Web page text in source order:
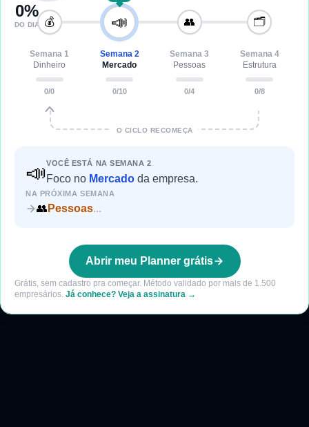
0%
DO DIA
O CICLO RECOMEÇA
💰
Semana1
Dinheiro
0/0
📣
Semana 2
Mercado
0/10
👥
Semana3
Pessoas
0/4
🗂️
Semana 4
Estrutura
0/8
📣VOCÊ ESTÁ NA SEMANA2
Foco no Mercado da empresa.
NA PRÓXIMA SEMANA
👥 Pessoas...
Grátis, sem cadastro pra começar. Método validado por mais de 1.500
empresários. Já conhece? Veja a assinatura →
Abrir meu Planner grátis